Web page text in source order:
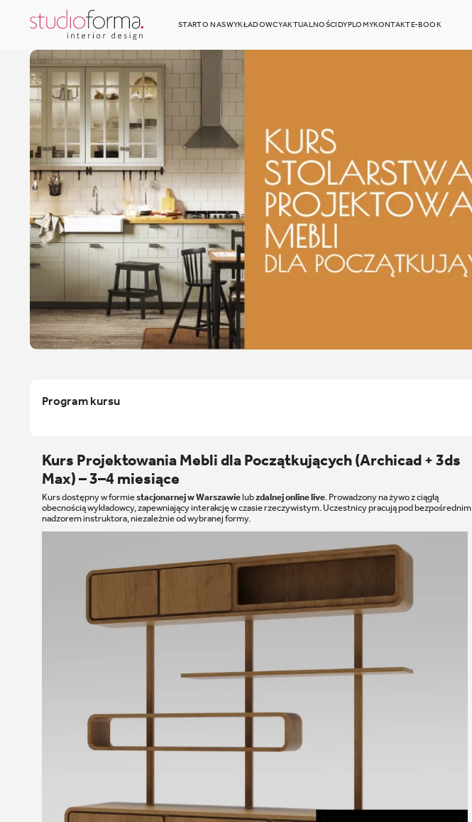
STARTO NASWYKŁADOWCYAKTUALNOŚCIDYPLOMYKONTAKTE-BOOK
Program kursu
Kurs Projektowania Mebli dla Początkujących (Archicad + 3ds
Max) – 3–4 miesiące
Kurs dostępny w formiestacjonarnej w Warszawielubzdalnej online live. Prowadzony na żywo z ciągłą
obecnością wykładowcy, zapewniający interakcję w czasie rzeczywistym. Uczestnicy pracują pod bezpośrednim
nadzorem instruktora, niezależnie od wybranej formy.